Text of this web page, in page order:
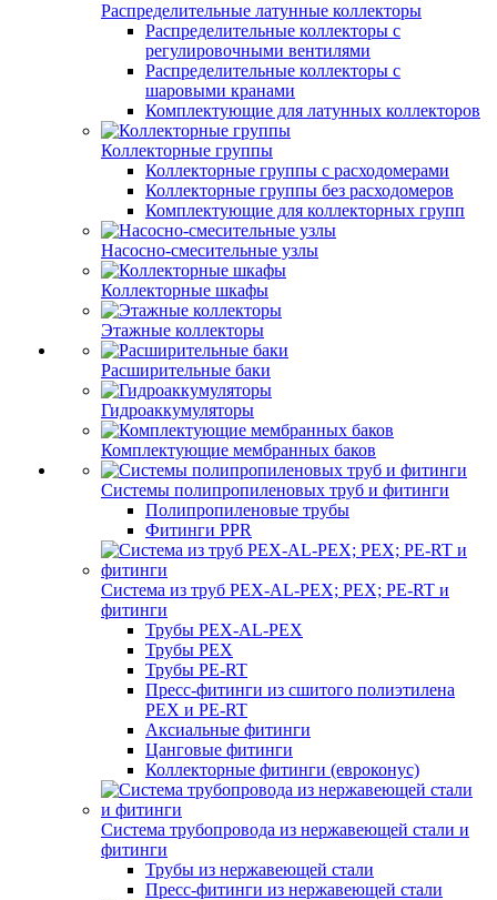
Распределительные латунные коллекторы
Распределительные коллекторы с
регулировочными вентилями
Распределительные коллекторы с
шаровыми кранами
Комплектующие для латунных коллекторов
Коллекторные группы
Коллекторные группы с расходомерами
Коллекторные группы без расходомеров
Комплектующие для коллекторных групп
Насосно-смесительные узлы
Коллекторные шкафы
Этажные коллекторы
Расширительные баки
Гидроаккумуляторы
Комплектующие мембранных баков
Системы полипропиленовых труб и фитинги
Полипропиленовые трубы
Фитинги PPR
Система из труб PEX-AL-PEX; PEX; PE-RT и
фитинги
Трубы PEX-AL-PEX
Трубы PEX
Трубы PE-RT
Пресс-фитинги из сшитого полиэтилена
PEX и PE-RT
Аксиальные фитинги
Цанговые фитинги
Коллекторные фитинги (евроконус)
Система трубопровода из нержавеющей стали и
фитинги
Трубы из нержавеющей стали
Пресс-фитинги из нержавеющей стали